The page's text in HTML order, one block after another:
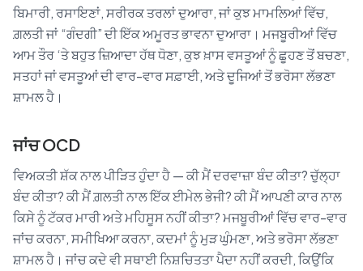
ਬਿਮਾਰੀ, ਰਸਾਇਣਾਂ, ਸਰੀਰਕ ਤਰਲਾਂ ਦੁਆਰਾ, ਜਾਂ ਕੁਝ ਮਾਮਲਿਆਂ ਵਿੱਚ,
ਗ਼ਲਤੀ ਜਾਂ “ਗੰਦਗੀ” ਦੀ ਇੱਕ ਅਮੂਰਤ ਭਾਵਨਾ ਦੁਆਰਾ। ਮਜਬੂਰੀਆਂ ਵਿੱਚ
ਆਮ ਤੌਰ ‘ਤੇ ਬਹੁਤ ਜ਼ਿਆਦਾ ਹੱਥ ਧੋਣਾ, ਕੁਝ ਖ਼ਾਸ ਵਸਤੂਆਂ ਨੂੰ ਛੂਹਣ ਤੋਂ ਬਚਣਾ,
ਸਤਹਾਂ ਜਾਂ ਵਸਤੂਆਂ ਦੀ ਵਾਰ-ਵਾਰ ਸਫ਼ਾਈ, ਅਤੇ ਦੂਜਿਆਂ ਤੋਂ ਭਰੋਸਾ ਲੱਭਣਾ
ਸ਼ਾਮਲ ਹੈ।
ਜਾਂਚ OCD
ਵਿਅਕਤੀ ਸ਼ੱਕ ਨਾਲ ਪੀੜਿਤ ਹੁੰਦਾ ਹੈ — ਕੀ ਮੈਂ ਦਰਵਾਜ਼ਾ ਬੰਦ ਕੀਤਾ? ਚੁੱਲ੍ਹਾ
ਬੰਦ ਕੀਤਾ? ਕੀ ਮੈਂ ਗ਼ਲਤੀ ਨਾਲ ਇੱਕ ਈਮੇਲ ਭੇਜੀ? ਕੀ ਮੈਂ ਆਪਣੀ ਕਾਰ ਨਾਲ
ਕਿਸੇ ਨੂੰ ਟੱਕਰ ਮਾਰੀ ਅਤੇ ਮਹਿਸੂਸ ਨਹੀਂ ਕੀਤਾ? ਮਜਬੂਰੀਆਂ ਵਿੱਚ ਵਾਰ-ਵਾਰ
ਜਾਂਚ ਕਰਨਾ, ਸਮੀਖਿਆ ਕਰਨਾ, ਕਦਮਾਂ ਨੂੰ ਮੁੜ ਘੁੰਮਣਾ, ਅਤੇ ਭਰੋਸਾ ਲੱਭਣਾ
ਸ਼ਾਮਲ ਹੈ। ਜਾਂਚ ਕਦੇ ਵੀ ਸਥਾਈ ਨਿਸ਼ਚਿਤਤਾ ਪੈਦਾ ਨਹੀਂ ਕਰਦੀ, ਕਿਉਂਕਿ